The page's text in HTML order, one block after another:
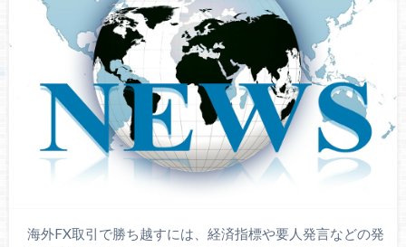
海外FX取引で勝ち越すには、経済指標や要人発言などの発